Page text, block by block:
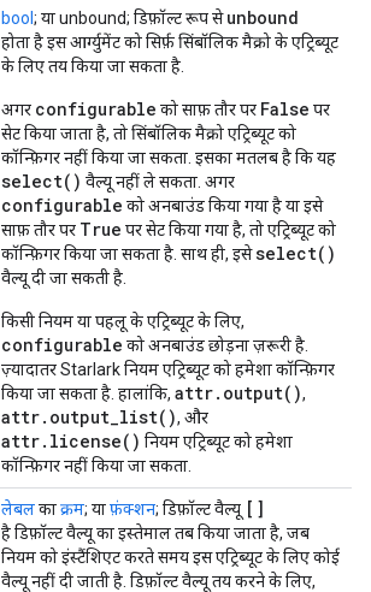
bool ; या unbound; डिफ़ॉल्ट रूप सेunbound
होता है इस आर्ग्युमेंट को सिर्फ़ सिंबॉलिक मैक्रो के एट्रिब्यूट
के लिए तय किया जा सकता है.
अगर configurable को साफ़ तौर पर False पर
सेट किया जाता है, तो सिंबॉलिक मैक्रो एट्रिब्यूट को
कॉन्फ़िगर नहीं किया जा सकता. इसका मतलब है कि यह
select() वैल्यू नहीं ले सकता. अगर
configurable को अनबाउंड किया गया है या इसे
साफ़ तौर पर True पर सेट किया गया है, तो एट्रिब्यूट को
कॉन्फ़िगर किया जा सकता है. साथ ही, इसेselect()
वैल्यू दी जा सकती है.
किसी नियम या पहलू के एट्रिब्यूट के लिए,
configurable को अनबाउंड छोड़ना ज़रूरी है.
ज़्यादातर Starlark नियम एट्रिब्यूट को हमेशा कॉन्फ़िगर
किया जा सकता है. हालांकि, attr.output(),
attr.output_list(), और
attr.license() नियम एट्रिब्यूट को हमेशा
कॉन्फ़िगर नहीं किया जा सकता.
लेबलकाक्रम; याफ़ंक्शन; डिफ़ॉल्ट वैल्यू []
है डिफ़ॉल्ट वैल्यू का इस्तेमाल तब किया जाता है, जब
नियम को इंस्टैंशिएट करते समय इस एट्रिब्यूट के लिए कोई
वैल्यू नहीं दी जाती है. डिफ़ॉल्ट वैल्यू तय करने के लिए,